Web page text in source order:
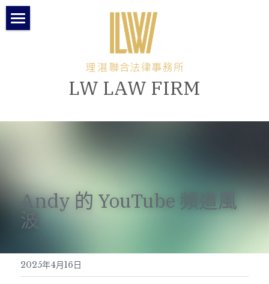
LW LAW FIRM
所長專欄
律師專欄
繁體中文
Andy 的 YouTube 頻道風
波
2025年4月16日